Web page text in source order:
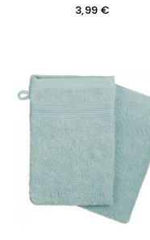
Precio
3,99 €